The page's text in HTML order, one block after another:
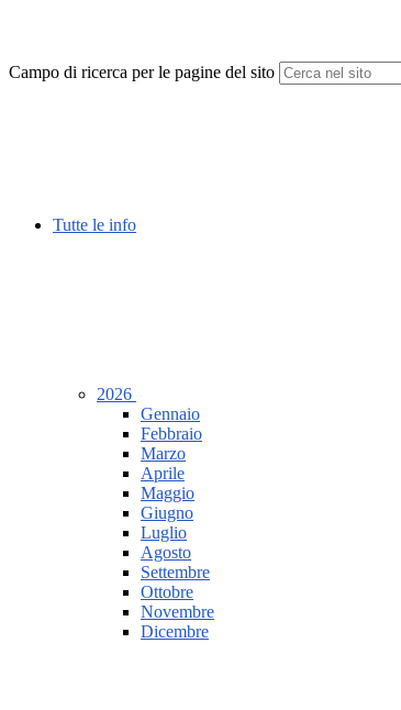
Campo di ricerca per le pagine del sito
Tutte le info
2026
Gennaio
Febbraio
Marzo
Aprile
Maggio
Giugno
Luglio
Agosto
Settembre
Ottobre
Novembre
Dicembre